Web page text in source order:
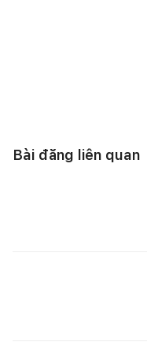
Bài đăng liên quan